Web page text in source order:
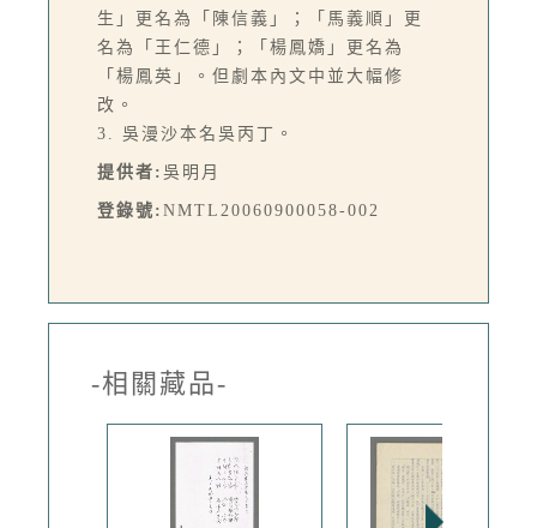
生」更名為「陳信義」；「馬義順」更
名為「王仁德」；「楊鳳嬌」更名為
「楊鳳英」。但劇本內文中並大幅修
改。
3. 吳漫沙本名吳丙丁。
提供者: 吳明月
登錄號: NMTL20060900058-002
-相關藏品-